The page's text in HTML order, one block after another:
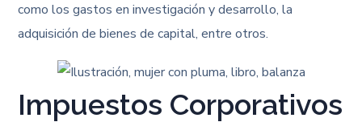
como los gastos en investigación y desarrollo, la
adquisición de bienes de capital, entre otros.
Impuestos Corporativos